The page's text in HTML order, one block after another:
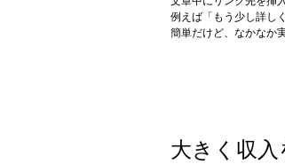
例えば「もう少し詳し
簡単だけど、なかなか
大きく収